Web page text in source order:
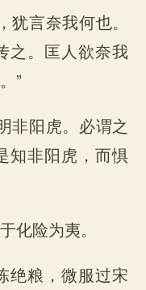
言奈我何也。
之。匡人欲奈我
”
非阳虎。必谓之
知非阳虎，而惧
化险为夷。
绝粮，微服过宋